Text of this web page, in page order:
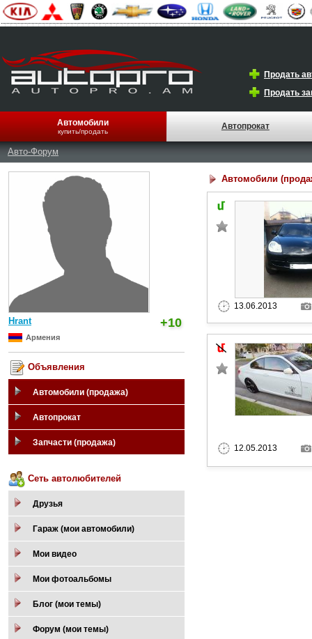
Продать
Продать
Автомобили
купить/продать
Автопрокат
Авто-Форум
Hrant +10
Армения
Объявления
Автомобили (продажа)
Автопрокат
Запчасти (продажа)
Сеть автолюбителей
Друзья
Гараж (мои автомобили)
Мои видео
Мои фотоальбомы
Блог (мои темы)
Форум (мои темы)
Автомобили
13.06.2013
12.05.2013